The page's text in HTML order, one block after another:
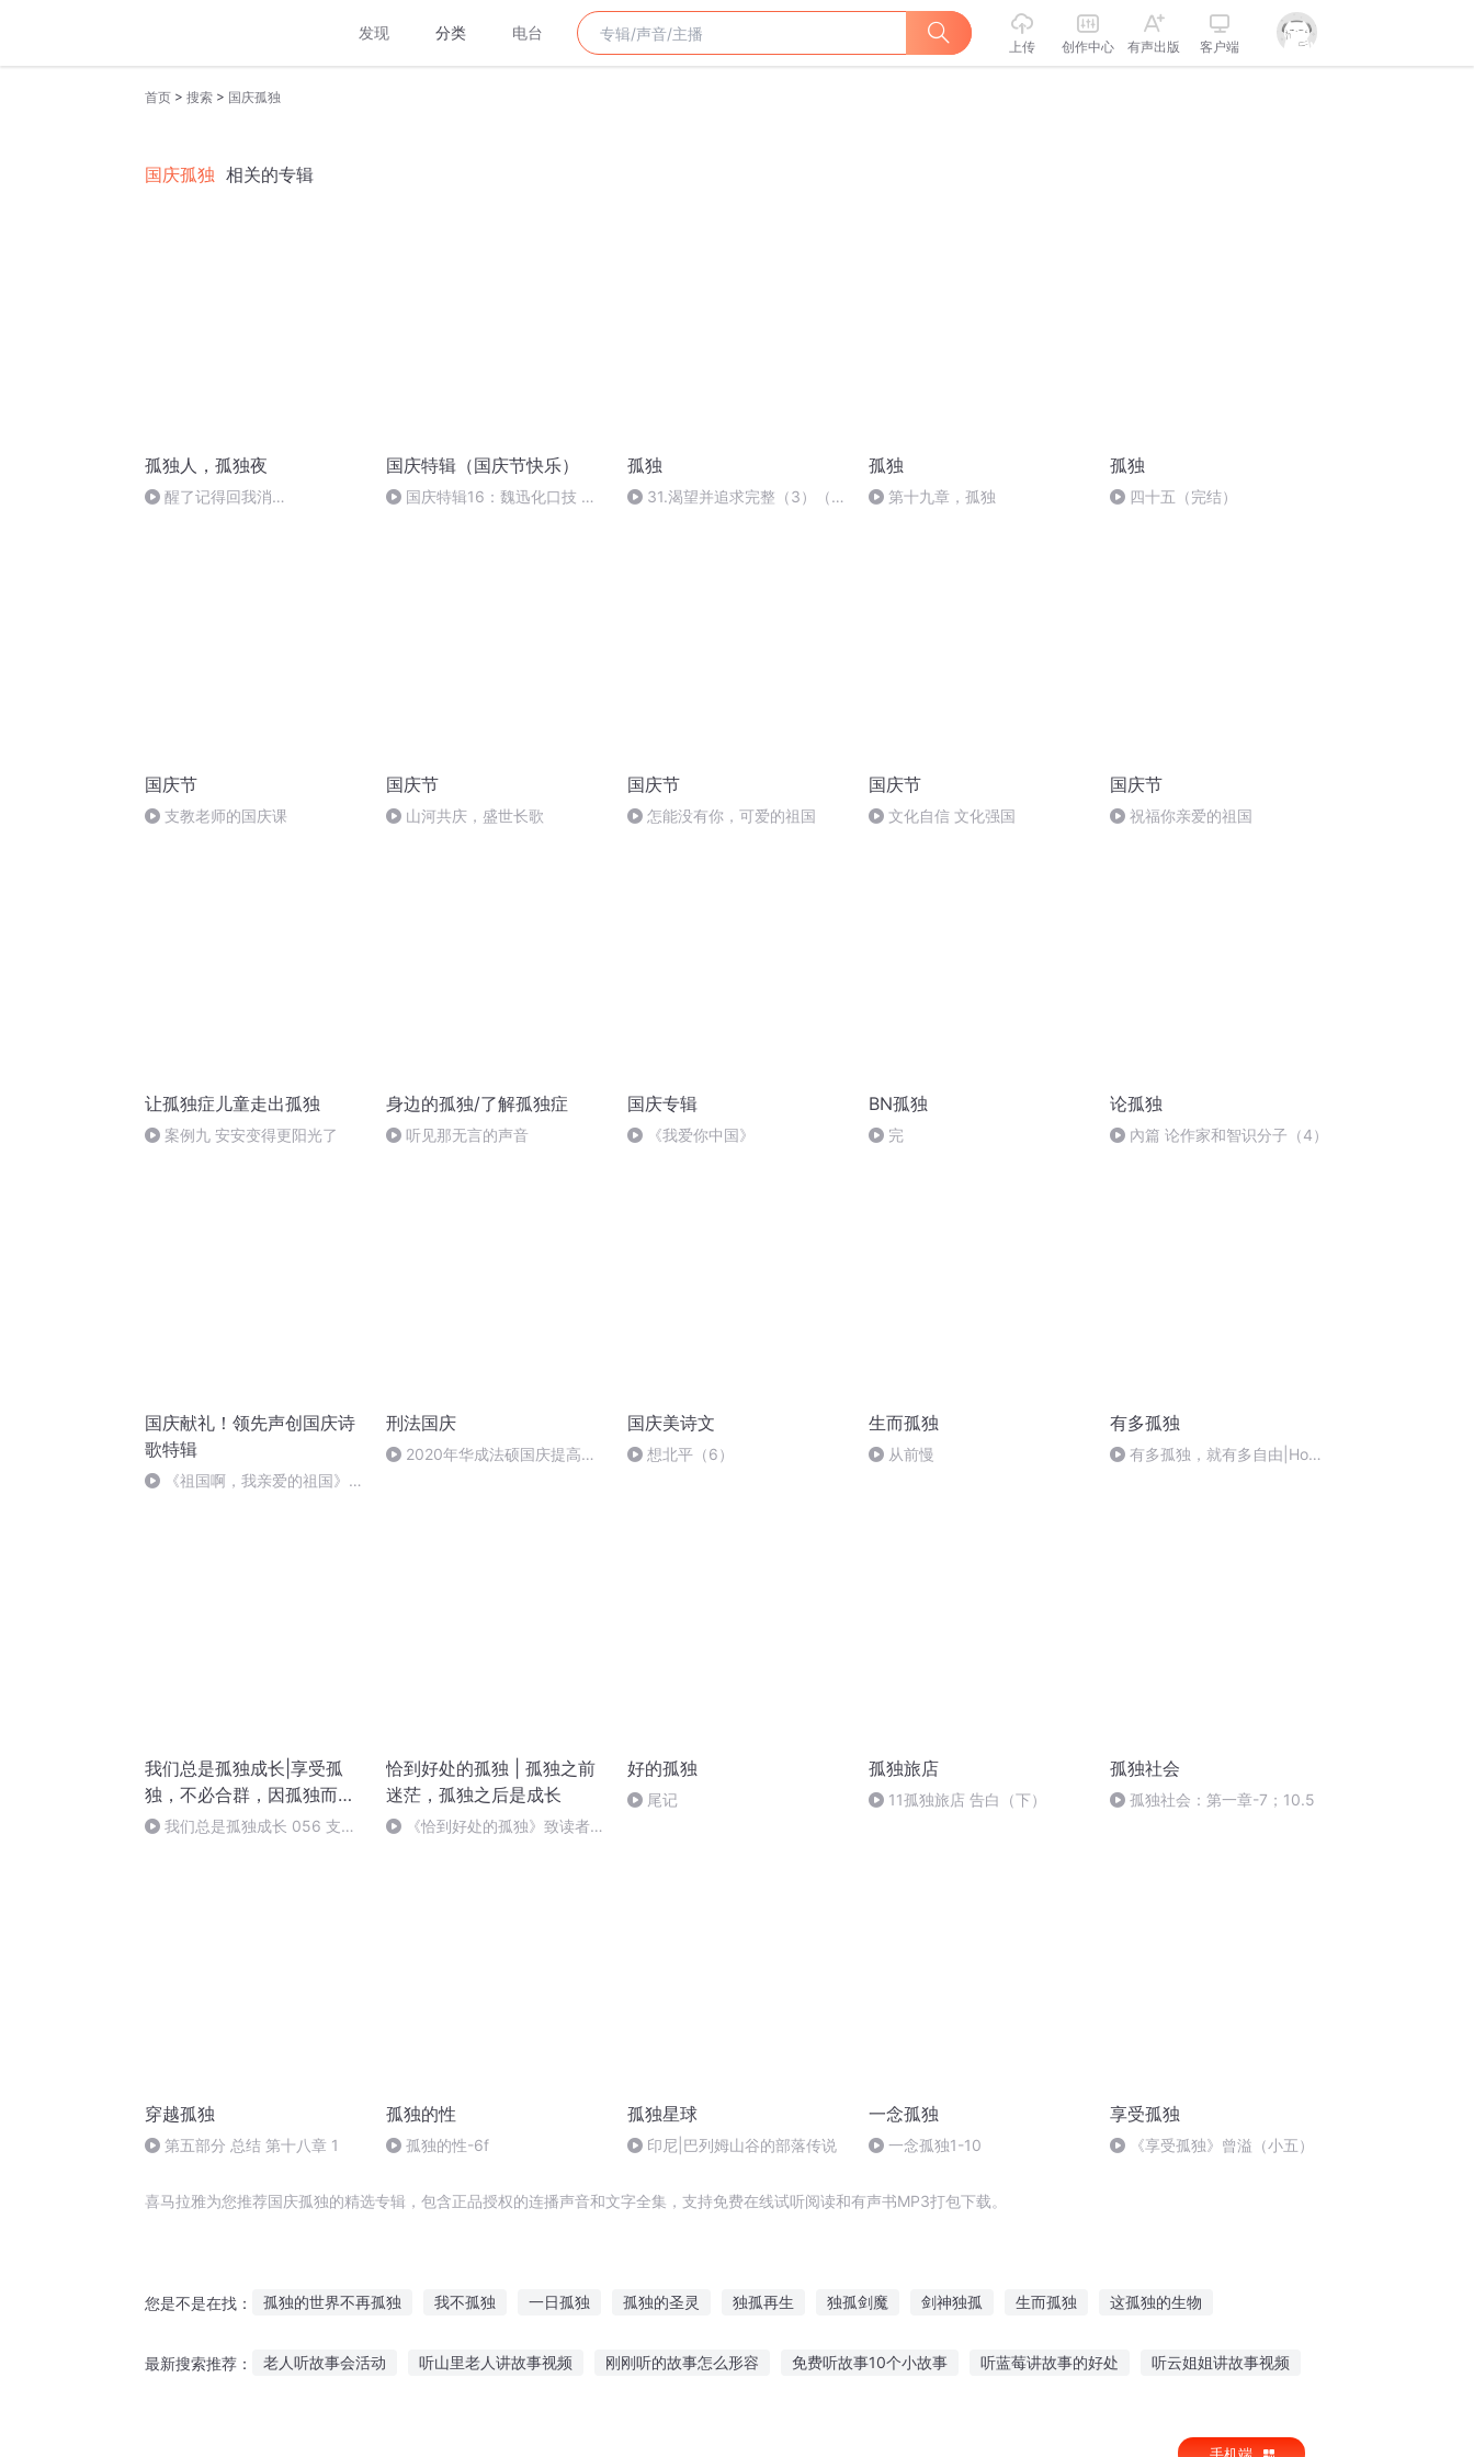
发现 分类 电台
上传 创作中心 有声出版 客户端
首页 > 搜索 > 国庆孤独
国庆孤独 相关的专辑
孤独人，孤独夜
醒了记得回我消
国庆特辑（国庆节快乐）
国庆特辑16：魏迅化口技 二
孤独
31.渴望并追求完整（3）（本
孤独
第十九章，孤独
孤独
四十五（完结）
国庆节
支教老师的国庆课
国庆节
山河共庆，盛世长歌
国庆节
怎能没有你，可爱的祖国
国庆节
文化自信 文化强国
国庆节
祝福你亲爱的祖国
让孤独症儿童走出孤独
案例九 安安变得更阳光了
身边的孤独/了解孤独症
听见那无言的声音
国庆专辑
《我爱你中国》
BN孤独
完
论孤独
內篇 论作家和智识分子（4）
国庆献礼！领先声创国庆诗
歌特辑
《祖国啊，我亲爱的祖国》温
刑法国庆
2020年华成法硕国庆提高班
国庆美诗文
想北平（6）
生而孤独
从前慢
有多孤独
有多孤独，就有多自由|How
我们总是孤独成长|享受孤
独，不必合群，因孤独而成
长 我们总是孤独成长 056 支持
恰到好处的孤独 | 孤独之前
迷茫，孤独之后是成长
《恰到好处的孤独》致读者：
好的孤独
尾记
孤独旅店
11孤独旅店 告白（下）
孤独社会
孤独社会：第一章-7；10.5
穿越孤独
第五部分 总结 第十八章 1
孤独的性
孤独的性-6f
孤独星球
印尼|巴列姆山谷的部落传说
一念孤独
一念孤独1-10
享受孤独
《享受孤独》曾溢（小五）
喜马拉雅为您推荐国庆孤独的精选专辑，包含正品授权的连播声音和文字全集，支持免费在线试听阅读和有声书MP3打包下载。
您是不是在找： 孤独的世界不再孤独 我不孤独 一日孤独 孤独的圣灵 独孤再生 独孤剑魔 剑神独孤 生而孤独 这孤独的生物
最新搜索推荐： 老人听故事会活动 听山里老人讲故事视频 刚刚听的故事怎么形容 免费听故事10个小故事 听蓝莓讲故事的好处 听云姐姐讲故事视频